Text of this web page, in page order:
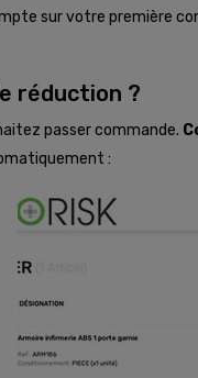
sur votre première
réduction ?
passer commande.
: